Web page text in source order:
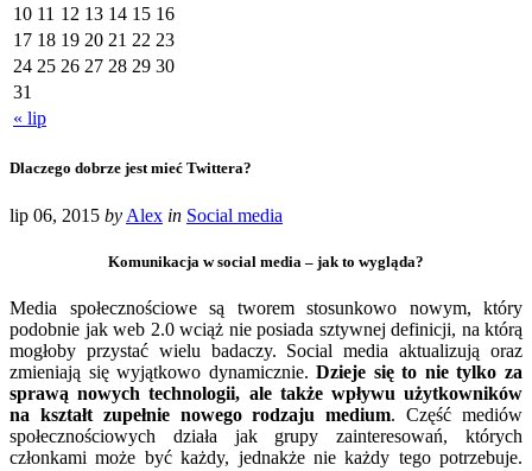
« lip
10 11 12 13 14 15 16
17 18 19 20 21 22 23
24 25 26 27 28 29 30
31
Dlaczego dobrze jest mieć Twittera?
lip 06, 2015 by Alex in Social media
Komunikacja w social media – jak to wygląda?
Media społecznościowe są tworem stosunkowo nowym, który
podobnie jak web 2.0 wciąż nie posiada sztywnej definicji, na którą
mogłoby przystać wielu badaczy. Social media aktualizują oraz
zmieniają się wyjątkowo dynamicznie.Dzieje się to nie tylko za
sprawą nowych technologii, ale także wpływu użytkowników
na kształt zupełnie nowego rodzaju medium. Część mediów
społecznościowych działa jak grupy zainteresowań, których
członkami może być każdy, jednakże nie każdy tego potrzebuje.